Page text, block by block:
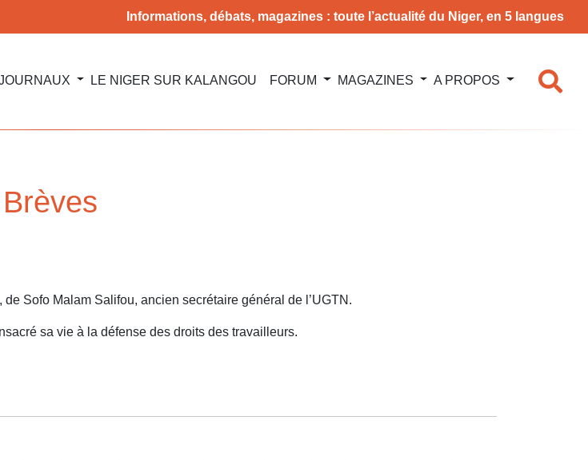
Informations, débats, magazines : toute l’actualité du Niger, en 5 langues
LE NIGER SUR KALANGOU FORUM MAGAZINES A PROPOS
Brèves
Sofo Malam Salifou, ancien secrétaire général de l’UGTN.
sa vie à la défense des droits des travailleurs.